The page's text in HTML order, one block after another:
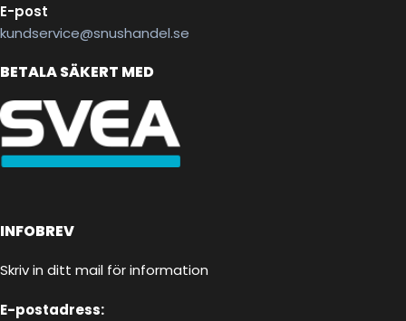
E-post
kundservice@snushandel.se
BETALA SÄKERT MED
INFOBREV
Skriv in ditt mail för information
E-postadress: